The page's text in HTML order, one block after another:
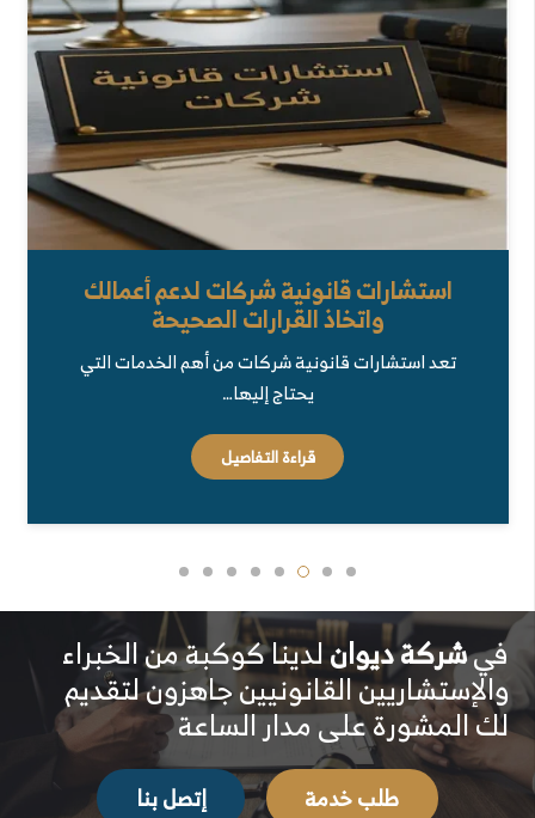
استشارات قانونية شركات لدعم أعمالك
واتخاذ القرارات الصحيحة
تعد استشارات قانونية شركات من أهم الخدمات التي
يحتاج إليها…
قراءة التفاصيل
فيشركة ديوانلدينا كوكبة من الخبراء
والإستشاريين القانونيين جاهزون لتقديم
لك المشورة على مدار الساعة
طلب خدمة إتصل بنا